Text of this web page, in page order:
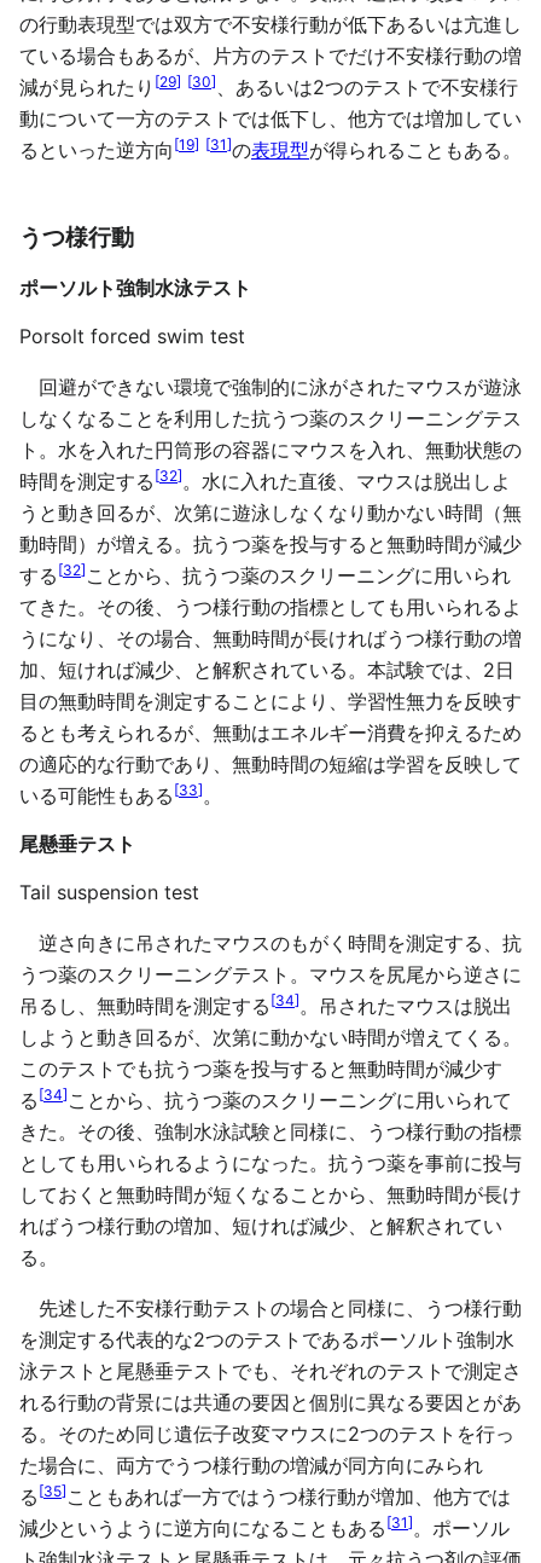
の行動表現型では双方で不安様行動が低下あるいは亢進し
ている場合もあるが、片方のテストでだけ不安様行動の増
減が見られたり [29] [30]
、あるいは2つのテストで不安様行
動について一方のテストでは低下し、他方では増加してい
るといった逆方向 [19] [31]の表現型が得られることもある。
うつ様行動
ポーソルト強制水泳テスト
Porsolt forced swim test
回避ができない環境で強制的に泳がされたマウスが遊泳
しなくなることを利用した抗うつ薬のスクリーニングテス
ト。水を入れた円筒形の容器にマウスを入れ、無動状態の
時間を測定する [32] 。水に入れた直後、マウスは脱出しよ
うと動き回るが、次第に遊泳しなくなり動かない時間（無
動時間）が増える。抗うつ薬を投与すると無動時間が減少
する [32] ことから、抗うつ薬のスクリーニングに用いられ
てきた。その後、うつ様行動の指標としても用いられるよ
うになり、その場合、無動時間が長ければうつ様行動の増
加、短ければ減少、と解釈されている。本試験では、2日
目の無動時間を測定することにより、学習性無力を反映す
るとも考えられるが、無動はエネルギー消費を抑えるため
の適応的な行動であり、無動時間の短縮は学習を反映して
いる可能性もある [33] 。
尾懸垂テスト
Tail suspension test
逆さ向きに吊されたマウスのもがく時間を測定する、抗
うつ薬のスクリーニングテスト。マウスを尻尾から逆さに
吊るし、無動時間を測定する [34] 。吊されたマウスは脱出
しようと動き回るが、次第に動かない時間が増えてくる。
このテストでも抗うつ薬を投与すると無動時間が減少す
る [34] ことから、抗うつ薬のスクリーニングに用いられて
きた。その後、強制水泳試験と同様に、うつ様行動の指標
としても用いられるようになった。抗うつ薬を事前に投与
しておくと無動時間が短くなることから、無動時間が長け
ればうつ様行動の増加、短ければ減少、と解釈されてい
る。
先述した不安様行動テストの場合と同様に、うつ様行動
を測定する代表的な2つのテストであるポーソルト強制水
泳テストと尾懸垂テストでも、それぞれのテストで測定さ
れる行動の背景には共通の要因と個別に異なる要因とがあ
る。そのため同じ遺伝子改変マウスに2つのテストを行っ
た場合に、両方でうつ様行動の増減が同方向にみられ
る [35] こともあれば一方ではうつ様行動が増加、他方では
減少というように逆方向になることもある [31] 。ポーソル